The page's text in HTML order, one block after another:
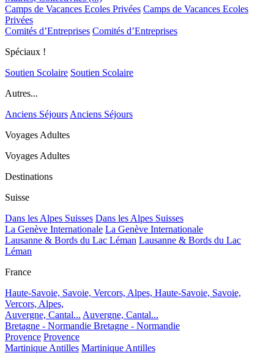
Camps de Vacances Ecoles Privées Camps de Vacances Ecoles
Privées
Comités d’Entreprises Comités d’Entreprises
Spéciaux !
Soutien Scolaire Soutien Scolaire
Autres...
Anciens Séjours Anciens Séjours
Voyages Adultes
Voyages Adultes
Destinations
Suisse
Dans les Alpes Suisses Dans les Alpes Suisses
La Genève Internationale La Genève Internationale
Lausanne & Bords du Lac Léman Lausanne & Bords du Lac
Léman
France
Haute-Savoie, Savoie, Vercors, Alpes, Haute-Savoie, Savoie,
Vercors, Alpes,
Auvergne, Cantal... Auvergne, Cantal...
Bretagne - Normandie Bretagne - Normandie
Provence Provence
Martinique Antilles Martinique Antilles